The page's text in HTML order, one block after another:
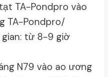
TA-Pondpro vào
TA-Pondpro/
từ 8-9 giờ
N79 vào ao ương